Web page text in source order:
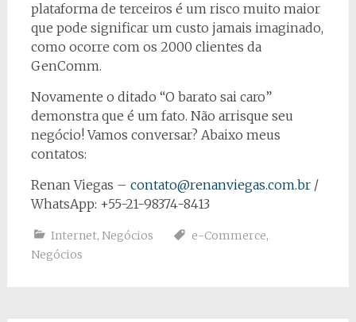
plataforma de terceiros é um risco muito maior
que pode significar um custo jamais imaginado,
como ocorre com os 2000 clientes da
GenComm.
Novamente o ditado “O barato sai caro”
demonstra que é um fato. Não arrisque seu
negócio! Vamos conversar? Abaixo meus
contatos:
Renan Viegas – contato@renanviegas.com.br/
WhatsApp: +55-21-98374-8413
Internet, Negócios e-Commerce,
Negócios